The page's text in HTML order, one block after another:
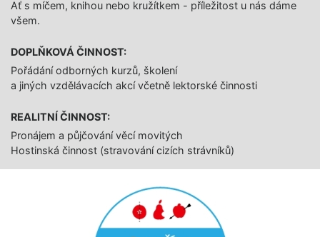
Ať s míčem, knihou nebo kružítkem - příležitost u nás dáme
všem.
DOPLŇKOVÁ ČINNOST:
Pořádání odborných kurzů, školení
a jiných vzdělávacích akcí včetně lektorské činnosti
REALITNÍ ČINNOST:
Pronájem a půjčování věcí movitých
Hostinská činnost (stravování cizích strávníků)